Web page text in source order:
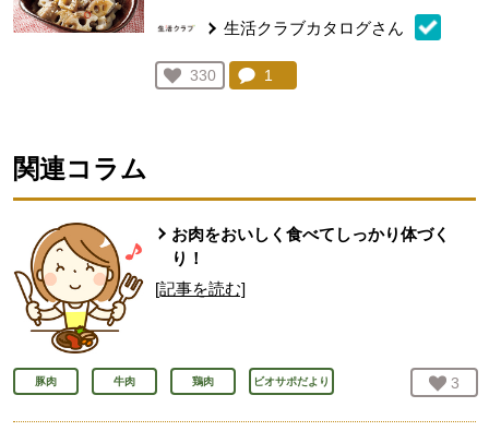
生活クラブカタログさん
お気に入り登録：
330
人が登録
コメント：
1
関連コラム
お肉をおいしく食べてしっかり体づく
り！
[記事を読む]
豚肉 牛肉 鶏肉 ビオサポだより お気
3